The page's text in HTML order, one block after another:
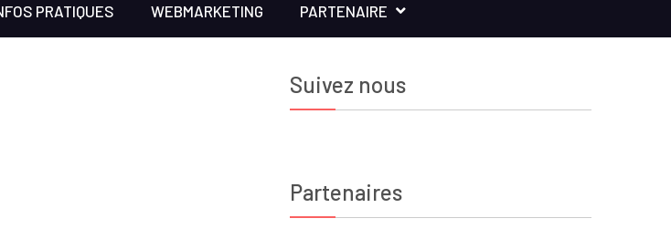
PRATIQUES WEBMARKETING PARTENAIRE
Suivez nous
Partenaires